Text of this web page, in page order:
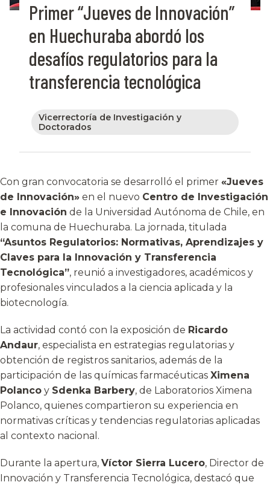
Primer “Jueves de Innovación”
en Huechuraba abordó los
desafíos regulatorios para la
transferencia tecnológica
Vicerrectoría de Investigación y
Doctorados
Con gran convocatoria se desarrolló el primer «Jueves
de Innovación» en el nuevo Centro de Investigación
e Innovación de la Universidad Autónoma de Chile, en
la comuna de Huechuraba. La jornada, titulada
“Asuntos Regulatorios: Normativas, Aprendizajes y
Claves para la Innovación y Transferencia
Tecnológica”, reunió a investigadores, académicos y
profesionales vinculados a la ciencia aplicada y la
biotecnología.
La actividad contó con la exposición de Ricardo
Andaur, especialista en estrategias regulatorias y
obtención de registros sanitarios, además de la
participación de las químicas farmacéuticas Ximena
Polanco y Sdenka Barbery, de Laboratorios Ximena
Polanco, quienes compartieron su experiencia en
normativas críticas y tendencias regulatorias aplicadas
al contexto nacional.
Durante la apertura, Víctor Sierra Lucero, Director de
Innovación y Transferencia Tecnológica, destacó que